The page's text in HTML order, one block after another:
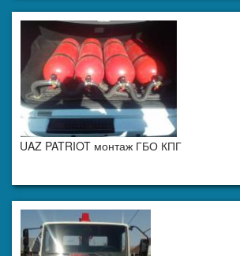
UAZ PATRIOT монтаж ГБО КПГ